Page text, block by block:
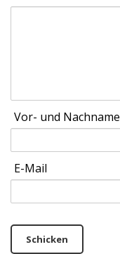
Vor- und Nachname
E-Mail
Schicken